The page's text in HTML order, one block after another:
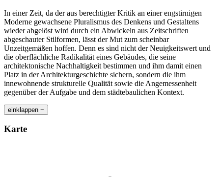
In einer Zeit, da der aus berechtigter Kritik an einer engstirnigen
Moderne gewachsene Pluralismus des Denkens und Gestaltens
wieder abgelöst wird durch ein Abwickeln aus Zeitschriften
abgeschauter Stilformen, lässt der Mut zum scheinbar
Unzeitgemäßen hoffen. Denn es sind nicht der Neuigkeitswert und
die oberflächliche Radikalität eines Gebäudes, die seine
architektonische Nachhaltigkeit bestimmen und ihm damit einen
Platz in der Architekturgeschichte sichern, sondern die ihm
innewohnende strukturelle Qualität sowie die Angemessenheit
gegenüber der Aufgabe und dem städtebaulichen Kontext.
einklappen −
Karte